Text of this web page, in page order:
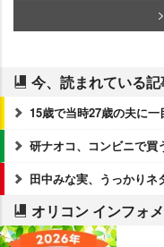
今、読まれている記
15歳で当時27歳の夫に一
研ナオコ、コンビニで買
田中みな実、うっかりネ
オリコン インフォ